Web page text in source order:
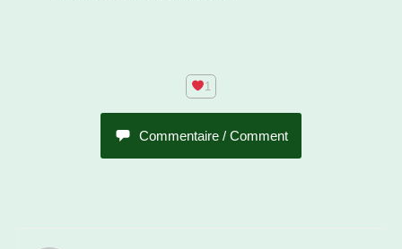
Commentaire / Comment